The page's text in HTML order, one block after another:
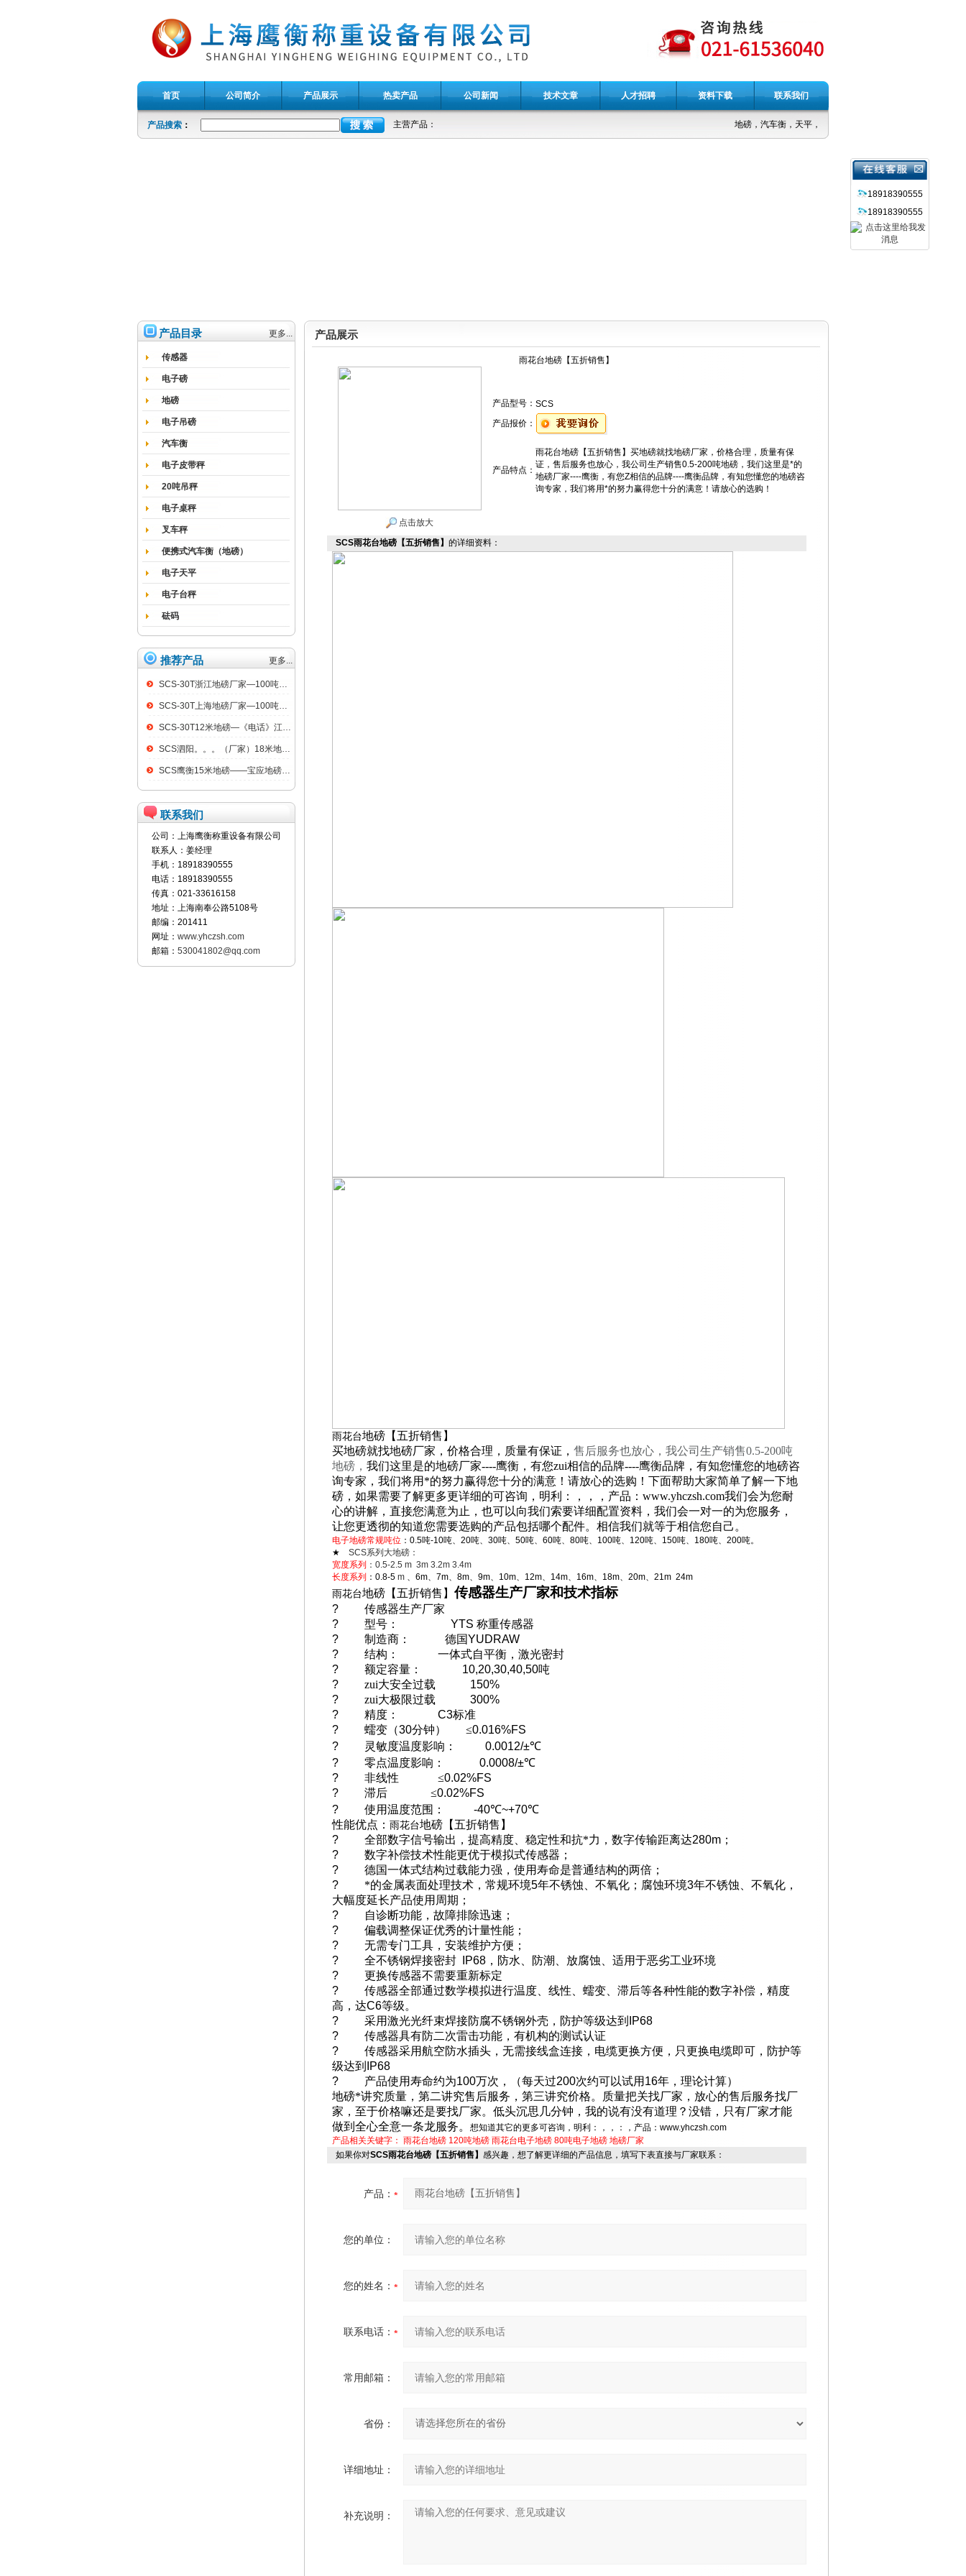
首页 公司简介 产品展示 热卖产品 公司新闻 技术文章 人才招聘 资料下载 联系我们
产品搜索 ： 主营产品： 地磅，汽车衡，天平，台秤，吊秤，电子称
18918390555
18918390555
产品目录 更多...
传感器
电子磅
地磅
电子吊磅
汽车衡
电子皮带秤
20吨吊秤
电子桌秤
叉车秤
便携式汽车衡（地磅）
电子天平
电子台秤
砝码
推荐产品 更多...
SCS-30T浙江地磅厂家—100吨汽车衡
SCS-30T上海地磅厂家—100吨汽车衡
SCS-30T12米地磅—《电话》江阴100吨地磅
SCS泗阳。。。（厂家）18米地磅（低价）
SCS鹰衡15米地磅——宝应地磅销售点
联系我们
公司：上海鹰衡称重设备有限公司
联系人：姜经理
手机：18918390555
电话：18918390555
传真：021-33616158
地址：上海南奉公路5108号
邮编：201411
网址： www.yhczsh.com
邮箱： 530041802@qq.com
产品展示
雨花台地磅【五折销售】
点击放大
产品型号： SCS
产品报价：
产品特点：
雨花台地磅【五折销售】买地磅就找地磅厂家，价格合理，质量有保
证，售后服务也放心，我公司生产销售0.5-200吨地磅，我们这里是*的
地磅厂家----鹰衡，有您Z相信的品牌----鹰衡品牌，有知您懂您的地磅咨
询专家，我们将用*的努力赢得您十分的满意！请放心的选购！
SCS雨花台地磅【五折销售】 的详细资料：
雨花台地磅【五折销售】
买地磅就找地磅厂家，价格合理，质量有保证， 售后服务也放心，我公司生产销售0.5-200吨
地磅， 我们这里是的地磅厂家----鹰衡，有您zui相信的品牌----鹰衡品牌，有知您懂您的地磅咨
询专家，我们将用*的努力赢得您十分的满意！请放心的选购！下面帮助大家简单了解一下地
磅，如果需要了解更多更详细的可咨询，明利：，，，产品：www.yhczsh.com我们会为您耐
心的讲解，直接您满意为止，也可以向我们索要详细配置资料，我们会一对一的为您服务，
让您更透彻的知道您需要选购的产品包括哪个配件。相信我们就等于相信您自己。
电子地磅常规吨位 ：0.5吨-10吨、20吨、30吨、50吨、60吨、80吨、100吨、120吨、150吨、180吨、200吨。
★ SCS系列大地磅：
宽度系列 ：0.5-2.5 m 3m 3.2m 3.4m
长度系列 ：0.8-5m、6m、7m、8m、9m、10m、12m、14m、16m、18m、20m、21m 24m
雨花台地磅【五折销售】 传感器生产厂家和技术指标
? 传感器生产厂家
? 型号： YTS 称重传感器
? 制造商： 德国YUDRAW
? 结构：
一体式自平衡，激光密封
? 额定容量： 10,20,30,40,50吨
? zui大安全过载 150%
? zui大极限过载 300%
? 精度： C3标准
? 蠕变（30分钟） ≤0.016%FS
?
灵敏度温度影响： 0.0012/±℃
? 零点温度影响： 0.0008/±℃
? 非线性 ≤0.02%FS
? 滞后 ≤0.02%FS
? 使用温度范围： -40℃~+70℃
性能优点： 雨花台地磅【五折销售】
? 全部数字信号输出，提高精度、稳定性和抗*力，数字传输距离达280m；
? 数字补偿技术性能更优于模拟式传感器；
? 德国一体式结构过载能力强，使用寿命是普通结构的两倍；
? *的金属表面处理技术，常规环境5年不锈蚀、不氧化；腐蚀环境3年不锈蚀、不氧化，
大幅度延长产品使用周期；
?
自诊断功能，故障排除迅速；
? 偏载调整保证优秀的计量性能；
? 无需专门工具，安装维护方便；
? 全不锈钢焊接密封IP68，防水、防潮、放腐蚀、适用于恶劣工业环境
? 更换传感器不需要重新标定
? 传感器全部通过数学模拟进行温度、线性、蠕变、滞后等各种性能的数字补偿，精度
高，达C6等级。
? 采用激光光纤束焊接防腐不锈钢外壳，防护等级达到 IP68
? 传感器具有防二次雷击功能，有机构的测试认证
? 传感器采用航空防水插头，无需接线盒连接，电缆更换方便，只更换电缆即可，防护等
级达到 IP68
? 产品使用寿命约为100万次，（每天过200次约可以试用 16年，理论计算）
地磅*讲究质量，第二讲究售后服务，第三讲究价格。质量把关找厂家，放心的售后服务找厂
家，至于价格嘛还是要找厂家。低头沉思几分钟，我的说有没有道理？没错，只有厂家才能
做到全心全意一条龙服务。
想知道其它的更多可咨询，明利： ， ， ： ，产品： www.yhczsh.com
产品相关关键字： 雨花台地磅 120吨地磅 雨花台电子地磅 80吨电子地磅 地磅厂家
如果你对SCS雨花台地磅【五折销售】 感兴趣，想了解更详细的产品信息，填写下表直接与厂家联系：
产品：
您的单位：
您的姓名：
联系电话：
常用邮箱：
省份：
详细地址：
补充说明：